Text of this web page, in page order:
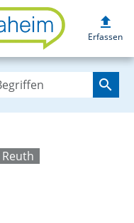
Cup 2025
upload
Erfassen
search
Reuth